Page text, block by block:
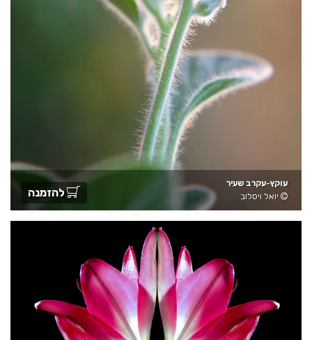
עוקץ-עקרב שעיר
יואל ויסלוב
להזמנה